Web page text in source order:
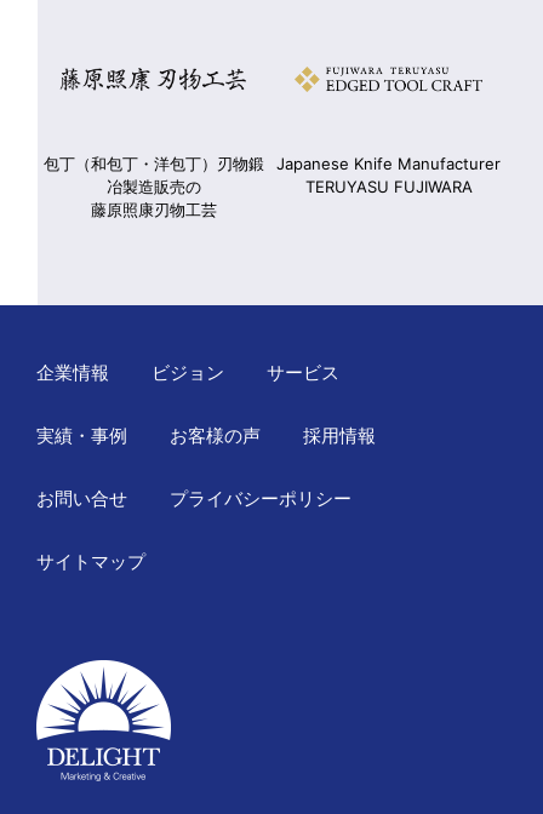
包丁（和包丁・洋包丁）刃物鍛
冶製造販売の
藤原照康刃物工芸
Japanese Knife Manufacturer
TERUYASU FUJIWARA
企業情報 ビジョン サービス
実績・事例 お客様の声 採用情報
お問い合せ プライバシーポリシー
サイトマップ